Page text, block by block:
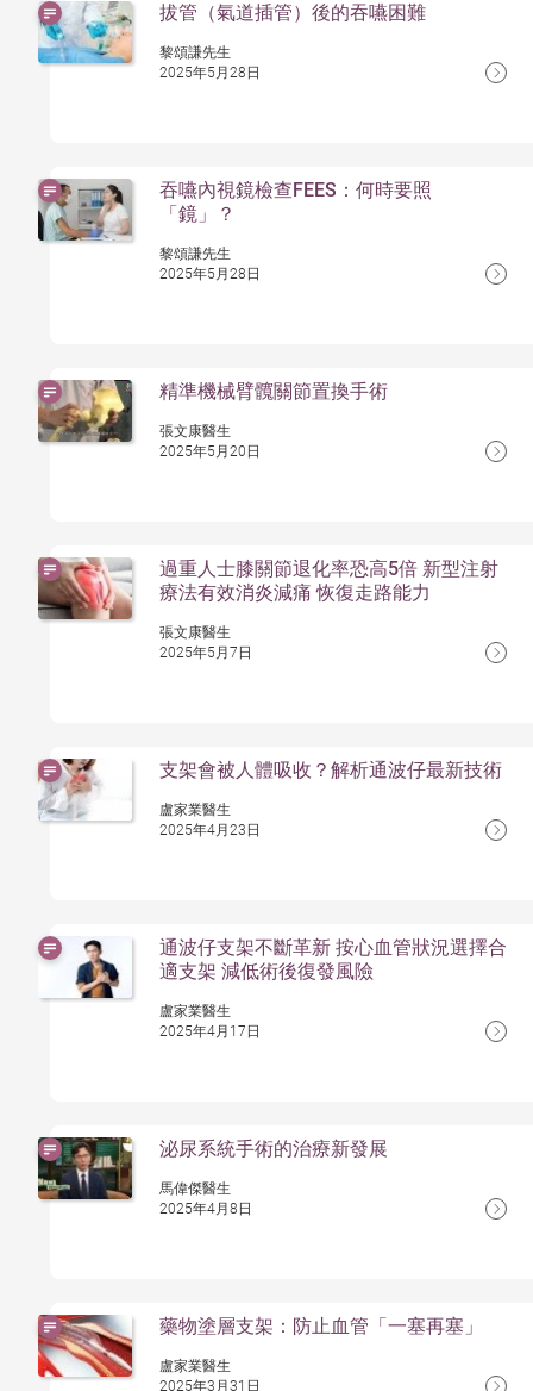
拔管（氣道插管）後的吞嚥困難
黎頌謙先生
2025年5月28日
吞嚥內視鏡檢查FEES：何時要照
「鏡」？
黎頌謙先生
2025年5月28日
精準機械臂髖關節置換手術
張文康醫生
2025年5月20日
過重人士膝關節退化率恐高5倍 新型注射
療法有效消炎減痛 恢復走路能力
張文康醫生
2025年5月7日
支架會被人體吸收？解析通波仔最新技術
盧家業醫生
2025年4月23日
通波仔支架不斷革新 按心血管狀況選擇合
適支架 減低術後復發風險
盧家業醫生
2025年4月17日
泌尿系統手術的治療新發展
馬偉傑醫生
2025年4月8日
藥物塗層支架：防止血管「一塞再塞」
盧家業醫生
2025年3月31日